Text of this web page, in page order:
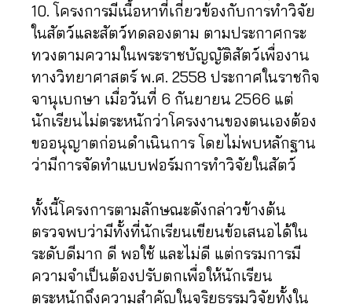
10. โครงการมีเนื้อหาที่เกี่ยวข้องกับการทำวิจัย
ในสัตว์และสัตว์ทดลองตาม ตามประกาศกระ
ทวงตามความในพระราชบัญญัติสัตว์เพื่องาน
ทางวิทยาศาสตร์ พ.ศ. 2558 ประกาศในราชกิจ
จานุเบกษา เมื่อวันที่ 6 กันยายน 2566 แต่
นักเรียนไม่ตระหนักว่าโครงงานของตนเองต้อง
ขออนุญาตก่อนดำเนินการ โดยไม่พบหลักฐาน
ว่ามีการจัดทำแบบฟอร์มการทำวิจัยในสัตว์
ทั้งนี้โครงการตามลักษณะดังกล่าวข้างต้น
ตรวจพบว่ามีทั้งที่นักเรียนเขียนข้อเสนอได้ใน
ระดับดีมาก ดี พอใช้ และไม่ดี แต่กรรมการมี
ความจำเป็นต้องปรับตกเพื่อให้นักเรียน
ตระหนักถึงความสำคัญในจริยธรรมวิจัยทั้งใน